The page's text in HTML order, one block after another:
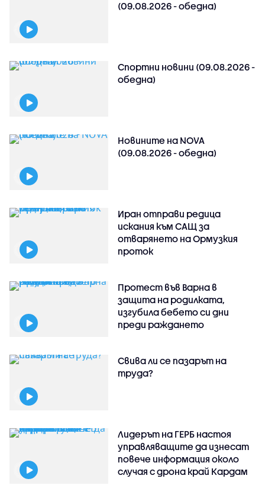
(09.08.2026 - обедна)
Спортни новини (09.08.2026 -
обедна)
Новините на NOVA
(09.08.2026 - обедна)
Иран отправи редица
искания към САЩ за
отварянето на Ормузкия
проток
Протест във Варна в
защита на родилката,
изгубила бебето си дни
преди раждането
Свива ли се пазарът на
труда?
Лидерът на ГЕРБ настоя
управляващите да изнесат
повече информация около
случая с дрона край Кардам